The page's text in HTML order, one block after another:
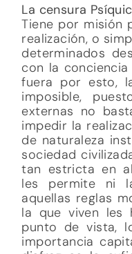
La censura
Tiene por misión
realización, o
determinados
con la
fuera por esto,
imposible,
externas no
impedir la
de naturaleza
sociedad
tan estricta en
les permite ni
aquellas reglas
la que viven les
punto de vista,
importancia